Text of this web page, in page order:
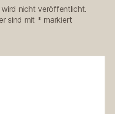
nicht veröffentlicht.
sind mit * markiert